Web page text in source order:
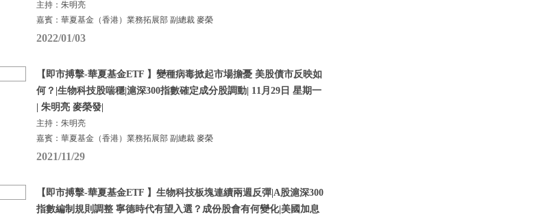
主持：朱明亮
嘉賓：華夏基金（香港）業務拓展部 副總裁 麥榮
2022/01/03
【即市搏擊-華夏基金ETF 】變種病毒掀起市場擔憂 美股債市反映如
何？|生物科技股喘穩|滬深300指數確定成分股調動| 11月29日 星期一
| 朱明亮 麥榮發|
主持：朱明亮
嘉賓：華夏基金（香港）業務拓展部 副總裁 麥榮
2021/11/29
【即市搏擊-華夏基金ETF 】生物科技板塊連續兩週反彈|A股滬深300
指數編制規則調整 寧德時代有望入選？成份股會有何變化|美國加息